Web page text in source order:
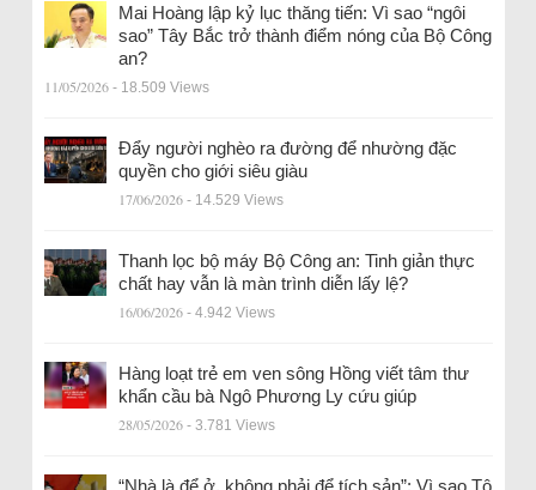
Mai Hoàng lập kỷ lục thăng tiến: Vì sao “ngôi
sao” Tây Bắc trở thành điểm nóng của Bộ Công
an?
11/05/2026 - 18.509 Views
Đẩy người nghèo ra đường để nhường đặc
quyền cho giới siêu giàu
17/06/2026 - 14.529 Views
Thanh lọc bộ máy Bộ Công an: Tinh giản thực
chất hay vẫn là màn trình diễn lấy lệ?
16/06/2026 - 4.942 Views
Hàng loạt trẻ em ven sông Hồng viết tâm thư
khẩn cầu bà Ngô Phương Ly cứu giúp
28/05/2026 - 3.781 Views
“Nhà là để ở, không phải để tích sản”: Vì sao Tô